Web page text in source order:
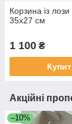
Корзина із
35х27 см
1 100 ₴
Акційні
–10%